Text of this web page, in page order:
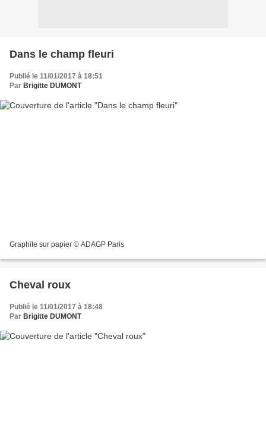
Dans le champ fleuri
Publié le 11/01/2017 à 18:51
Par Brigitte DUMONT
Graphite sur papier © ADAGP Paris
Cheval roux
Publié le 11/01/2017 à 18:48
Par Brigitte DUMONT